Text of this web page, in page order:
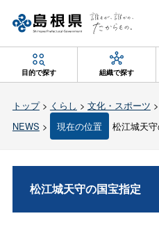
目的で探す 組織で探す
トップ> くらし > 文化・スポーツ >
NEWS > 現在の位置 松江城天
松江城天守の国宝指定